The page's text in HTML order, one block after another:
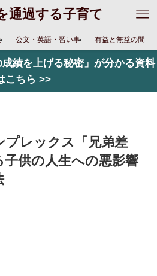
通過する子育て
公文・英語・習い事 有益と無益の間
成績を上げる秘密」が分かる資料
こちら >>
プレックス「兄弟差
子供の人生への悪影響